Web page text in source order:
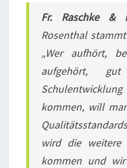
Fr. Raschke &
Rosenthal
„Wer aufhört,
aufgehört,
kommen, will
wird die weitere
kommen und